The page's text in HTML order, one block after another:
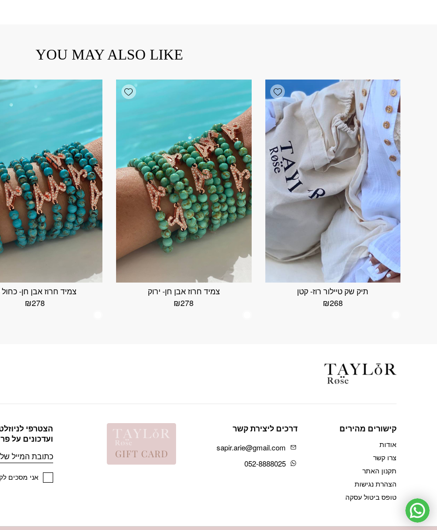
YOU MAY ALSO LIKE
Add wishlist
תיק שק טיילור רוז- קטן
₪268
Add wishlist
צמיד חרוז אבן חן- ירוק
₪278
צמיד חרוז אבן חן- כחול
₪278
הצטרפי
ועדכונים על
אימייל
אני מסכים
דרכים ליצירת קשר
sapir.arie@gmail.com
052-8888025
קישורים מהירים
אודות
צרו קשר
תקנון האתר
הצהרת נגישות
טופס ביטול עסקה